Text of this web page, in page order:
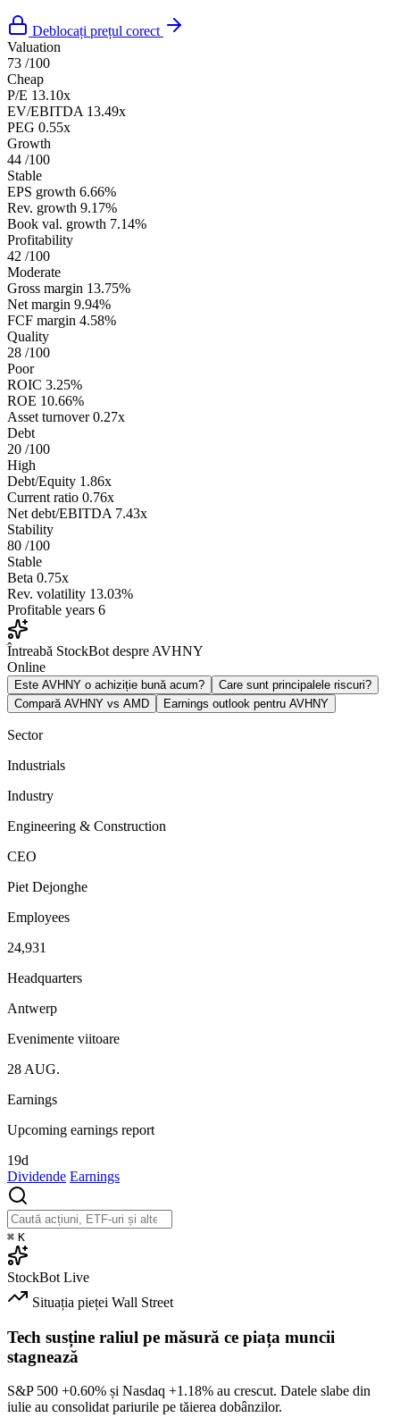
Deblocați prețul corect
Valuation
73 /100
Cheap
P/E 13.10x
EV/EBITDA 13.49x
PEG 0.55x
Growth
44 /100
Stable
EPS growth 6.66%
Rev. growth 9.17%
Book val. growth 7.14%
Profitability
42 /100
Moderate
Gross margin 13.75%
Net margin 9.94%
FCF margin 4.58%
Quality
28 /100
Poor
ROIC 3.25%
ROE 10.66%
Asset turnover 0.27x
Debt
20 /100
High
Debt/Equity 1.86x
Current ratio 0.76x
Net debt/EBITDA 7.43x
Stability
80 /100
Stable
Beta 0.75x
Rev. volatility 13.03%
Profitable years 6
Întreabă StockBot despre AVHNY
Online
Este AVHNY o achiziție bună acum?
Care sunt principalele riscuri?
Compară AVHNY vs AMD
Earnings outlook pentru AVHNY
Sector
Industrials
Industry
Engineering & Construction
CEO
Piet Dejonghe
Employees
24,931
Headquarters
Antwerp
Evenimente viitoare
28 AUG.
Earnings
Upcoming earnings report
19d
Dividende Earnings
⌘ K
StockBot Live
Situația pieței Wall Street
Tech susține raliul pe măsură ce piața muncii
stagnează
S&P 500 +0.60% și Nasdaq +1.18% au crescut. Datele slabe din
iulie au consolidat pariurile pe tăierea dobânzilor.